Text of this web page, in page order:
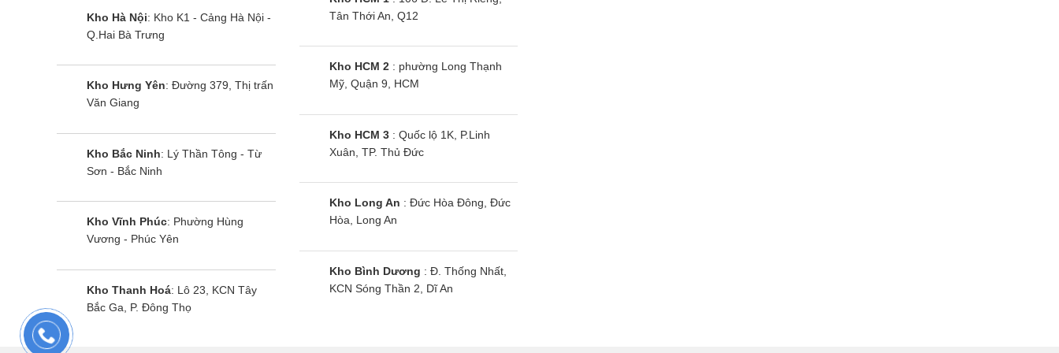
Tiết kiệm năng lượng bằng cách giới hạn nhiệt độ tối thiểu và tối đa, Tránh nhiệt độ quá nóng hoặc quá lạnh,
Chức năng này rất tiện lợi nếu có thể lắp điều khiển từ xa của điều hòa âm trần cassette Daikin ở nơi mà mọi người đều có thể thao tác
Điều hòa âm trần 34000btu Đaikin FCF125CVM/RZA125DY1 tiết kiệm điện năng tối ưu
khả năng tiết kiệm điện tối ưu
gia tăng tuổi thọ cho máy nén.
Hệ thống inverter tiêu thụ ít điện hơn và nhanh chóng bù lại mức chênh lệch chi phí ban đầu. Điều này dẫn đến tổng chi phí cuối cùng thấp hơn. Ngoài ra, các
máy inverter không hoạt động theo nguyên tắc Bật / Tắt liên tục
Điều hòa Daikin 45000btu inverter FCF125CVM/RZA125DY1 khử mùi hiệu quả
Kho Hà Nội: Kho K1 - Cảng Hà Nội -
Q.Hai Bà Trưng
Kho Hưng Yên: Đường 379, Thị trấn
Văn Giang
Kho Bắc Ninh: Lý Thần Tông - Từ
Sơn - Bắc Ninh
Kho Vĩnh Phúc: Phường Hùng
Vương - Phúc Yên
Kho Thanh Hoá: Lô 23, KCN Tây
Bắc Ga, P. Đông Thọ
Tân Thới An, Q12
Kho HCM 2: phường Long Thạnh
Mỹ, Quận 9, HCM
Kho HCM 3: Quốc lộ 1K, P.Linh
Xuân, TP. Thủ Đức
Kho Long An : Đức Hòa Đông, Đức
Hòa, Long An
Kho Bình Dương : Đ. Thống Nhất,
KCN Sóng Thần 2, Dĩ An